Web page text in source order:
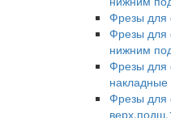
Фрезы для
Фрезы для
нижним
Фрезы для
накладные
Фрезы для